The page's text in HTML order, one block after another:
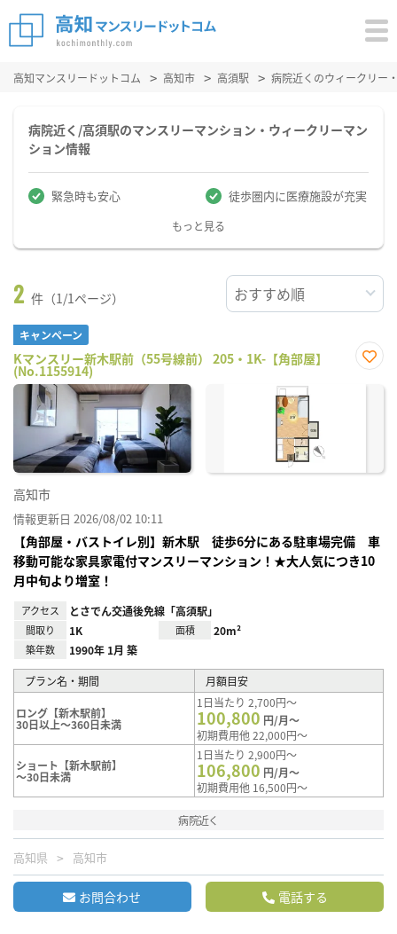
高知マンスリードットコム 高知市 高須駅 病院近くのウィークリー
病院近く/高須駅のマンスリーマンション・ウィークリーマン
ション情報
緊急時も安心 徒歩圏内に医療施設が充実
もっと見る
2 件（1/1ページ）
キャンペーン
Kマンスリー新木駅前（55号線前） 205・1K-【角部屋】
(No.1155914)
に入
高知市
情報更新日 2026/08/02 10:11
【角部屋・バストイレ別】新木駅 徒歩6分にある駐車場完備 車
移動可能な家具家電付マンスリーマンション！★大人気につき10
月中旬より増室！
アクセス とさでん交通後免線「高須駅」
間取り 1K 面積 20m²
築年数 1990年 1月 築
プラン名・期間 月額目安
ロング【新木駅前】
30日以上～360日未満
1日当たり 2,700円～
100,800 円/月～
初期費用他 22,000円～
ショート【新木駅前】
～30日未満
1日当たり 2,900円～
106,800 円/月～
初期費用他 16,500円～
病院近く
高知県 高知市
お問合わせ 電話する